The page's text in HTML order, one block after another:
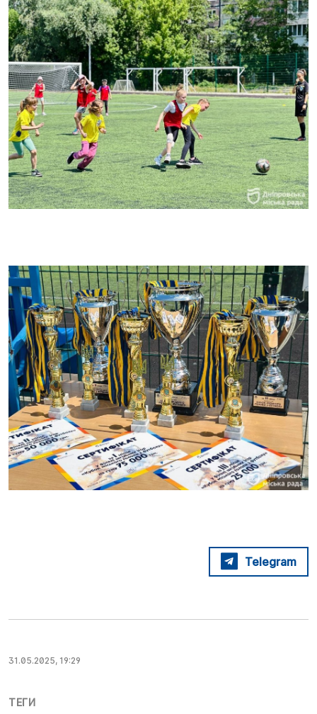
Telegram
31.05.2025, 19:29
ТЕГИ